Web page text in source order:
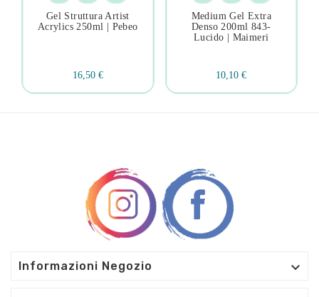
Gel Struttura Artist
Acrylics 250ml | Pebeo
16,50 €
Medium Gel Extra
Denso 200ml 843-
Lucido | Maimeri
10,10 €
Informazioni Negozio 